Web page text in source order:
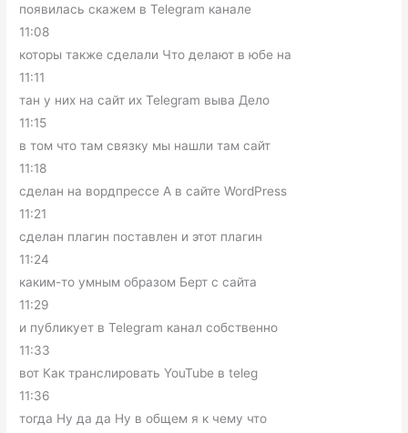
появилась скажем в Telegram канале
11:08
которы также сделали Что делают в юбе на
11:11
тан у них на сайт их Telegram выва Дело
11:15
в том что там связку мы нашли там сайт
11:18
сделан на вордпрессе А в сайте WordPress
11:21
сделан плагин поставлен и этот плагин
11:24
каким-то умным образом Берт с сайта
11:29
и публикует в Telegram канал собственно
11:33
вот Как транслировать YouTube в teleg
11:36
тогда Ну да да Ну в общем я к чему что